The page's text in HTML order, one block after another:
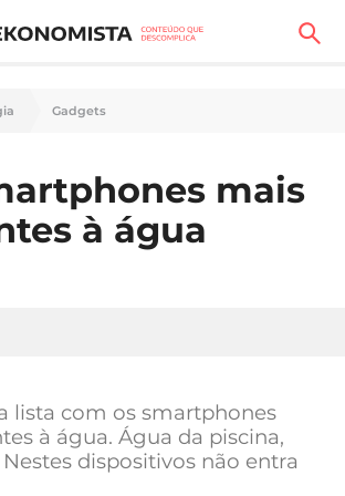
Pessoais
Gadgets
mais
à água
lista com os smartphones
à água. Água da piscina,
dispositivos não entra